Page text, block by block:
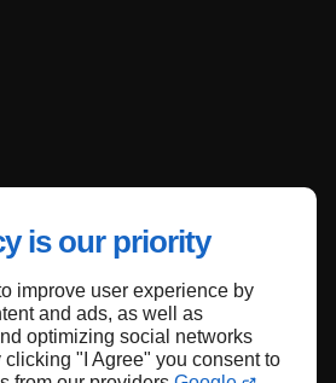
is our priority
improve user experience by
and ads, as well as
optimizing social networks
"I Agree" you consent to
Haut de page